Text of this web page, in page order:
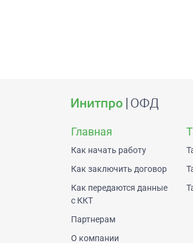
Главная
Как начать работу
Как заключить договор
Как передаются данные
с ККТ
Партнерам
О компании